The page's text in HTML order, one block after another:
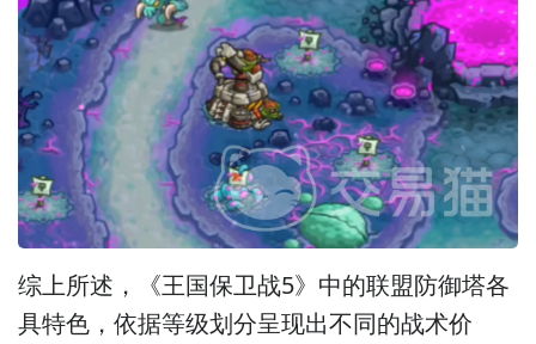
综上所述，《王国保卫战5》中的联盟防御塔各
具特色，依据等级划分呈现出不同的战术价